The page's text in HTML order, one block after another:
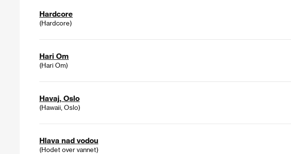
Hardcore
(Hardcore)
Hari Om
(Hari Om)
Havaj, Oslo
(Hawaii, Oslo)
Hlava nad vodou
(Hodet over vannet)